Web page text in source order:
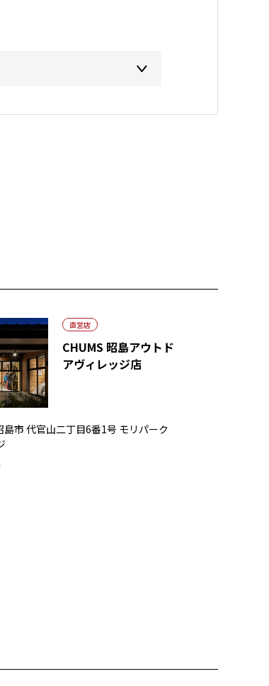
直営店
CHUMS 昭島アウトド
アヴィレッジ店
市 代官山二丁目6番1号 モリパーク